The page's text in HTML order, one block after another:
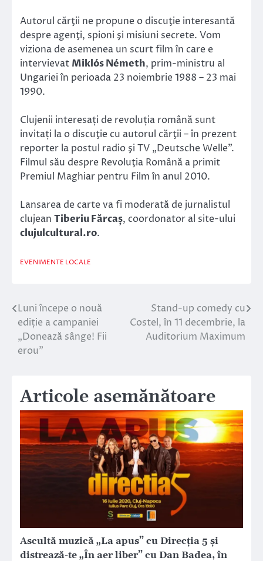
Autorul cărţii ne propune o discuţie interesantă
despre agenţi, spioni şi misiuni secrete. Vom
viziona de asemenea un scurt film în care e
intervievat Miklós Németh, prim-ministru al
Ungariei în perioada 23 noiembrie 1988 – 23 mai
1990.
Clujenii interesați de revoluția română sunt
invitați la o discuţie cu autorul cărţii – în prezent
reporter la postul radio şi TV „Deutsche Welle”.
Filmul său despre Revoluţia Română a primit
Premiul Maghiar pentru Film în anul 2010.
Lansarea de carte va fi moderată de jurnalistul
clujean Tiberiu Fărcaș, coordonator al site-ului
clujulcultural.ro.
EVENIMENTE LOCALE
Navigare
în
articole
Luni începe o nouă
ediție a campaniei
„Donează sânge! Fii
erou”
Stand-up comedy cu
Costel, în 11 decembrie, la
Auditorium Maximum
Articole asemănătoare
Ascultă muzică „La apus” cu Direcția 5 și
distrează-te „În aer liber” cu Dan Badea, în